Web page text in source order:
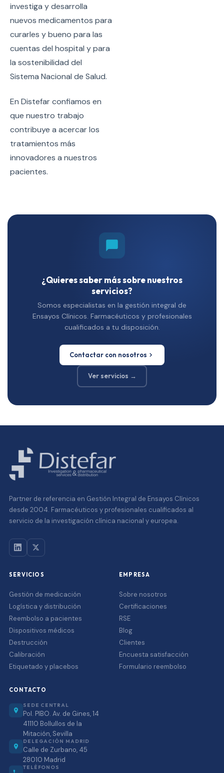
investiga y desarrolla
nuevos medicamentos para
curarles y bueno para las
cuentas del hospital y para
la sostenibilidad del
Sistema Nacional de Salud.
En Distefar confiamos en
que nuestro trabajo
contribuye a acercar los
tratamientos más
innovadores a nuestros
pacientes.
¿Quieres saber más sobre nuestros
servicios?
Somos especialistas en la gestión integral de
Ensayos Clínicos. Farmacéuticos y profesionales
cualificados a tu disposición.
Contactar con nosotros
Ver servicios →
Partner de referencia en Gestión Integral de Ensayos Clínicos
desde 2004. Farmacéuticos y profesionales cualificados al
servicio de la investigación clínica nacional y europea.
SERVICIOS
Gestión de medicación
Logística y distribución
Reembolso a pacientes
Dispositivos médicos
Destrucción
Calibración
Etiquetado y placebos
EMPRESA
Sobre nosotros
Certificaciones
RSE
Blog
Clientes
Encuesta satisfacción
Formulario reembolso
CONTACTO
SEDE CENTRAL
Pol. PIBO. Av. de Gines, 14
41110 Bollullos de la
Mitación, Sevilla
DELEGACIÓN MADRID
Calle de Zurbano, 45
28010 Madrid
TELÉFONOS